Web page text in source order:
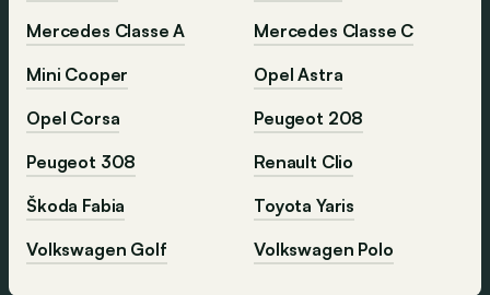
Mercedes Classe A
Mercedes Classe C
Mini Cooper
Opel Astra
Opel Corsa
Peugeot 208
Peugeot 308
Renault Clio
Škoda Fabia
Toyota Yaris
Volkswagen Golf
Volkswagen Polo